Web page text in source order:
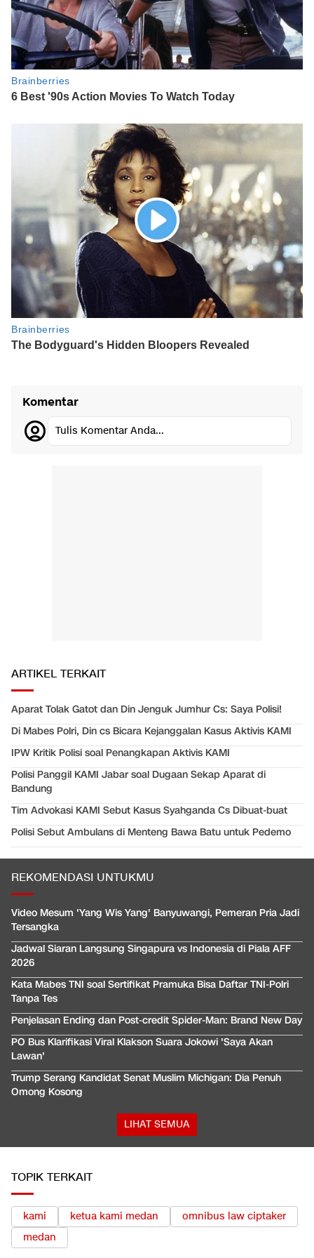
Komentar
Tulis Komentar Anda...
ARTIKEL TERKAIT
Aparat Tolak Gatot dan Din Jenguk Jumhur Cs: Saya Polisi!
Di Mabes Polri, Din cs Bicara Kejanggalan Kasus Aktivis KAMI
IPW Kritik Polisi soal Penangkapan Aktivis KAMI
Polisi Panggil KAMI Jabar soal Dugaan Sekap Aparat di
Bandung
Tim Advokasi KAMI Sebut Kasus Syahganda Cs Dibuat-buat
Polisi Sebut Ambulans di Menteng Bawa Batu untuk Pedemo
REKOMENDASI UNTUKMU
Video Mesum 'Yang Wis Yang' Banyuwangi, Pemeran Pria Jadi
Tersangka
Jadwal Siaran Langsung Singapura vs Indonesia di Piala AFF
2026
Kata Mabes TNI soal Sertifikat Pramuka Bisa Daftar TNI-Polri
Tanpa Tes
Penjelasan Ending dan Post-credit Spider-Man: Brand New Day
PO Bus Klarifikasi Viral Klakson Suara Jokowi 'Saya Akan
Lawan'
Trump Serang Kandidat Senat Muslim Michigan: Dia Penuh
Omong Kosong
LIHAT SEMUA
TOPIK TERKAIT
kami ketua kami medan
omnibus law ciptaker
medan